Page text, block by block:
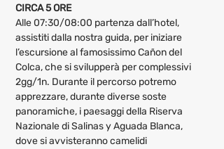
CIRCA 5 ORE
Alle 07:30/08:00 partenza dall’hotel,
assistiti dalla nostra guida, per iniziare
l’escursione al famosissimo Cañon del
Colca, che si svilupperà per complessivi
2gg/1n. Durante il percorso potremo
apprezzare, durante diverse soste
panoramiche, i paesaggi della Riserva
Nazionale di Salinas y Aguada Blanca,
dove si avvisteranno camelidi